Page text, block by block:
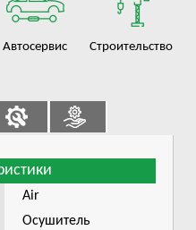
Автосервис Строительство
Air
Осушитель